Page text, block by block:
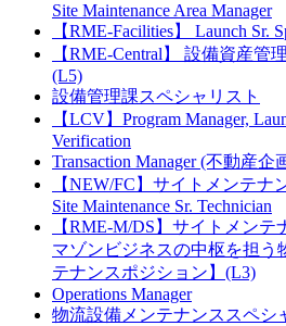
Site Maintenance Area Manager
【RME-Facilities】 Launch Sr.
【RME-Central】 設備資産管
(L5)
設備管理課スペシャリスト
【LCV】Program Manager,
Verification
Transaction Manager (不動産企
【NEW/FC】サイトメンテ
Site Maintenance Sr. Technician
【RME-M/DS】サイトメン
マゾンビジネスの中枢を担う
テナンスポジション】(L3)
Operations Manager
物流設備メンテナンススペシ